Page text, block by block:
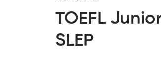
TOEFL
SLEP